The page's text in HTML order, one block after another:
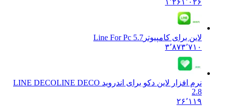
۱٬۲۶۱٬۰۲۶
لاین برای کامپیوترLine For Pc 5.7
۳٬۸۷۳٬۷۱۰
نرم افزار لاین دکو برای اندروید LINE DECOLINE DECO
۲۶٬۱۱۹